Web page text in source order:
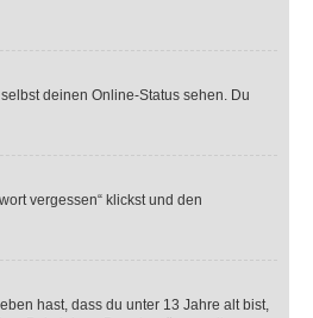
deinen Online-Status sehen. Du
vergessen“ klickst und den
hast, dass du unter 13 Jahre alt bist,